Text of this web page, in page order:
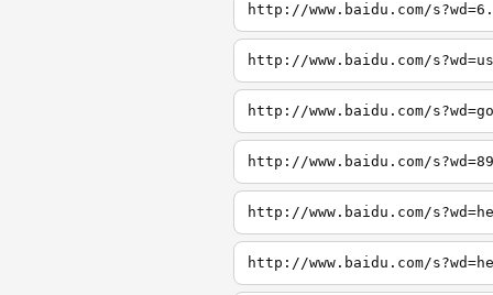
http://www.baidu.com/
http://www.baidu.com/
http://www.baidu.com/
http://www.baidu.com/
http://www.baidu.com/
http://www.baidu.com/